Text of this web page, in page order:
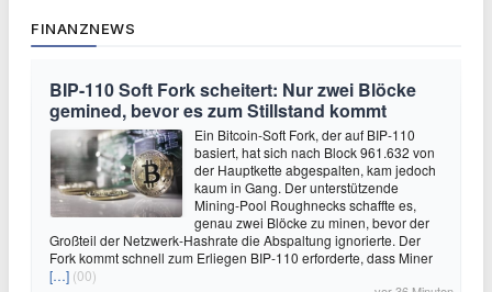
FINANZNEWS
BIP-110 Soft Fork scheitert: Nur zwei Blöcke
gemined, bevor es zum Stillstand kommt
Ein Bitcoin-Soft Fork, der auf BIP-110
basiert, hat sich nach Block 961.632 von
der Hauptkette abgespalten, kam jedoch
kaum in Gang. Der unterstützende
Mining-Pool Roughnecks schaffte es,
genau zwei Blöcke zu minen, bevor der
Großteil der Netzwerk-Hashrate die Abspaltung ignorierte. Der
Fork kommt schnell zum Erliegen BIP-110 erforderte, dass Miner
[…] (00)